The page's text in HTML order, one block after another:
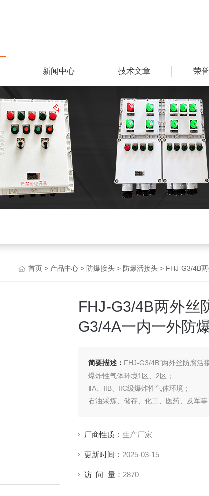
新闻中心 技术文章 荣
首页 > 产品中心 > 防爆接头 > 防爆活接头 > FHJ-G3/4B
FHJ-G3/4B两外丝
G3/4A一内一外防
简要描述： FHJ-G3/4B″两外丝防腐活
爆炸性气体环境1区、2区；
ⅡA、ⅡB、ⅡC级爆炸性气体环境；
石油采炼、储存、化工、医药、及军
厂商性质： 生产厂家
更新时间： 2025-03-15
访 问 量： 2870